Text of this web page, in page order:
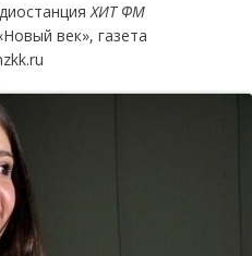
ХИТ ФМ
век», газета